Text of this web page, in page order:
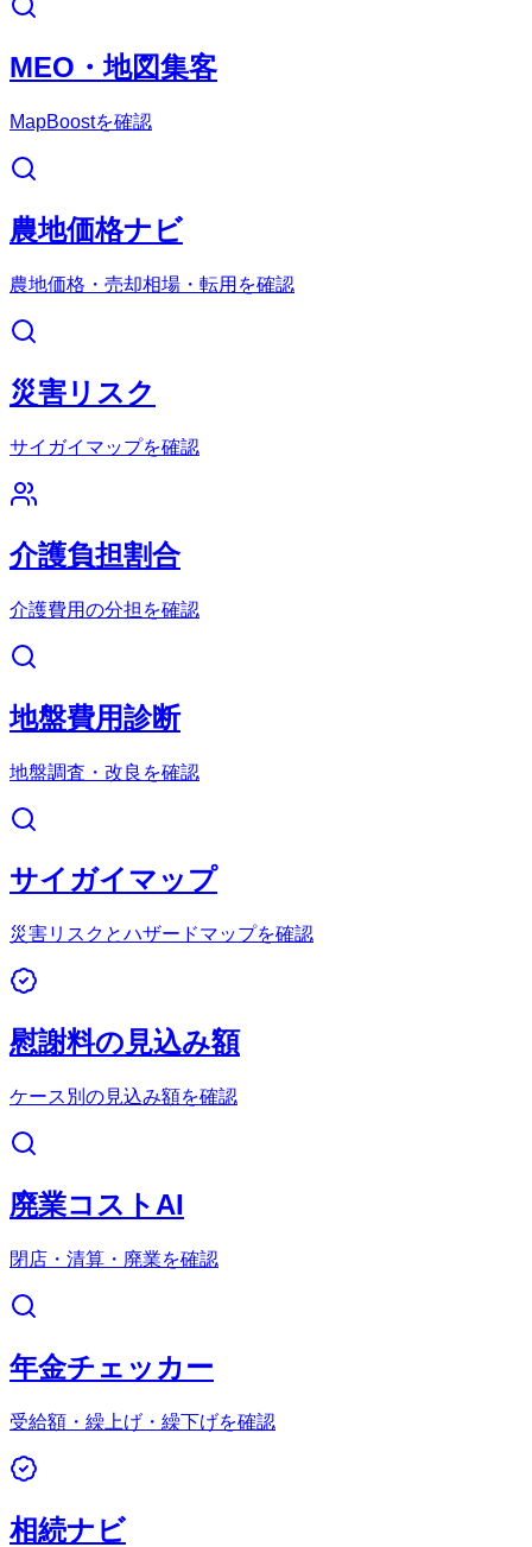
MEO・地図集客
MapBoostを確認
農地価格ナビ
農地価格・売却相場・転用を確認
災害リスク
サイガイマップを確認
介護負担割合
介護費用の分担を確認
地盤費用診断
地盤調査・改良を確認
サイガイマップ
災害リスクとハザードマップを確認
慰謝料の見込み額
ケース別の見込み額を確認
廃業コストAI
閉店・清算・廃業を確認
年金チェッカー
受給額・繰上げ・繰下げを確認
相続ナビ